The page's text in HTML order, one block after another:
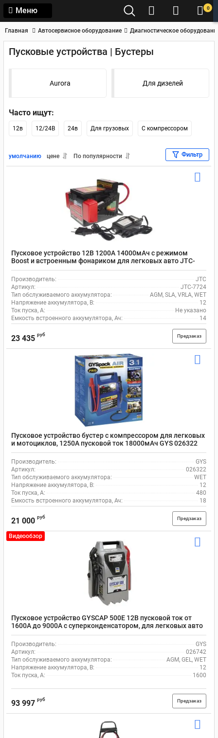
Меню 0
Главная Автосервисное оборудование Диагностическое
Пусковые устройства | Бустеры
Aurora Для дизелей
Часто ищут:
12в 12/24В 24в Для грузовых С компрессором
умолчанию цене По популярности Фильтр
Пусковое устройство 12В 1200А 14000мАч с режимом
Boost и встроенным фонариком для легковых авто JTC-
7724
Производитель:
JTC
Артикул:
JTC-7724
Тип обслуживаемого аккумулятора:
AGM, SLA, VRLA, WET
Напряжение аккумулятора, В:
12
Ток пуска, А:
Не указано
Емкость встроенного аккумулятора, Ач:
14
23 435 руб Предзаказ
Пусковое устройство бустер с компрессором для легковых
и мотоциклов, 1250А пусковой ток 18000мАч GYS 026322
Производитель:
GYS
Артикул:
026322
Тип обслуживаемого аккумулятора:
WET
Напряжение аккумулятора, В:
12
Ток пуска, А:
480
Емкость встроенного аккумулятора, Ач:
18
21 000 руб Предзаказ
Видеообзор
Пусковое устройство GYSCAP 500E 12В пусковой ток от
1600A до 9000A с суперконденсатором, для легковых авто
GYS 026742
Производитель:
GYS
Артикул:
026742
Тип обслуживаемого аккумулятора:
AGM, GEL, WET
Напряжение аккумулятора, В:
12
Ток пуска, А:
1600
93 997 руб Предзаказ